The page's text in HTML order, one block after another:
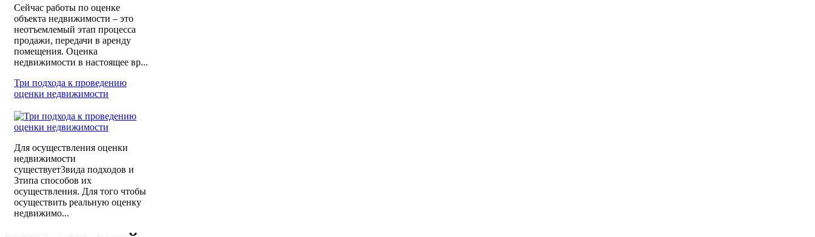
Сейчас работы по оценке
объекта недвижимости – это
неотъемлемый этап процесса
продажи, передачи в аренду
помещения. Оценка
недвижимости в настоящее вр...
Три подхода к проведению
оценки недвижимости
Для осуществления оценки
недвижимости
существует3вида подходов и
3типа способов их
осуществления. Для того чтобы
осуществить реальную оценку
недвижимо...